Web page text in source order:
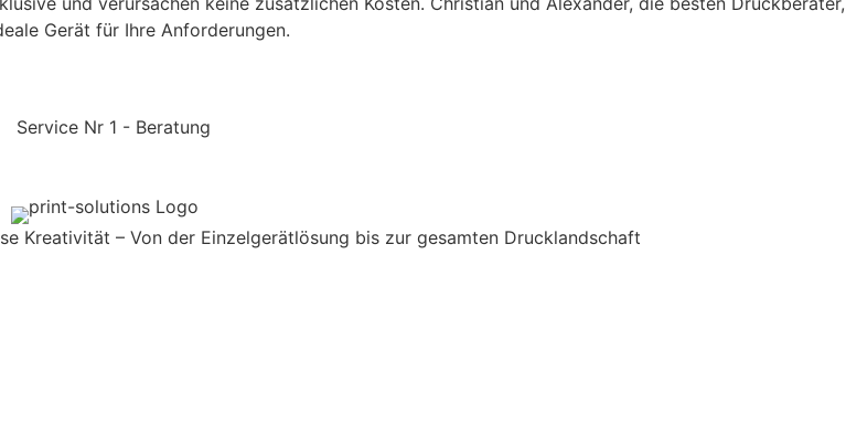
Gerät für Ihre Anforderungen.
Kreativität – Von der Einzelgerätlösung bis zur gesamten Drucklandschaft